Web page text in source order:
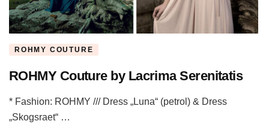
ROHMY COUTURE
ROHMY Couture by Lacrima Serenitatis
* Fashion: ROHMY /// Dress „Luna“ (petrol) & Dress
„Skogsraet“ …